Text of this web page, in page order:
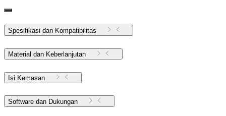
Spesifikasi dan Kompatibilitas
Material dan Keberlanjutan
Isi Kemasan
Software dan Dukungan